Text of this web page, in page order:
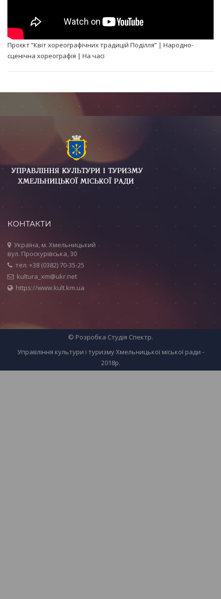
Проєкт “Квіт хореографічних традицій Поділля” | Народно-
сценічна хореографія | На часі
КОНТАКТИ
Україна, м. Хмельницький
вул. Проскурівська, 30
тел: +38 (0382) 70-35-25
kultura_xm@ukr.net
https://www.kult.km.ua
© Розробка Студія Спектр.
Управління культури і туризму Хмельницької міської ради -
2018р.